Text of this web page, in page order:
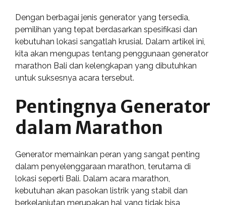
Dengan berbagai jenis generator yang tersedia,
pemilihan yang tepat berdasarkan spesifikasi dan
kebutuhan lokasi sangatlah krusial. Dalam artikel ini,
kita akan mengupas tentang penggunaan generator
marathon Bali dan kelengkapan yang dibutuhkan
untuk suksesnya acara tersebut.
Pentingnya Generator
dalam Marathon
Generator memainkan peran yang sangat penting
dalam penyelenggaraan marathon, terutama di
lokasi seperti Bali. Dalam acara marathon,
kebutuhan akan pasokan listrik yang stabil dan
berkelanjutan merupakan hal yang tidak bisa